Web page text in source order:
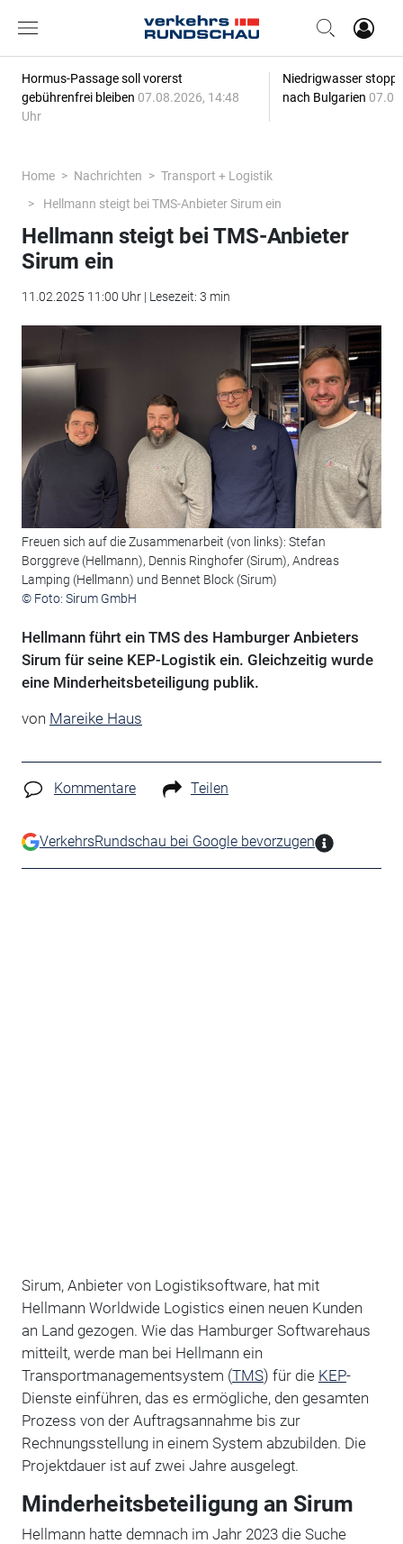
Hormus-Passage soll vorerst
gebührenfrei bleiben 07.08.2026, 14:48
Uhr
Niedrigwasser
nach Bulgarien
Home Nachrichten
Transport + Logistik
Hellmann steigt bei TMS-Anbieter Sirum ein
Hellmann steigt bei TMS-Anbieter
Sirum ein
11.02.2025 11:00 Uhr | Lesezeit: 3 min
Freuen sich auf die Zusammenarbeit (von links): Stefan
Borggreve (Hellmann), Dennis Ringhofer (Sirum), Andreas
Lamping (Hellmann) und Bennet Block (Sirum)
© Foto: Sirum GmbH
Hellmann führt ein TMS des Hamburger Anbieters
Sirum für seine KEP-Logistik ein. Gleichzeitig wurde
eine Minderheitsbeteiligung publik.
von Mareike Haus
Kommentare Teilen
VerkehrsRundschau bei Google bevorzugen
Sirum, Anbieter von Logistiksoftware, hat mit
Hellmann Worldwide Logistics einen neuen Kunden
an Land gezogen. Wie das Hamburger Softwarehaus
mitteilt, werde man bei Hellmann ein
Transportmanagementsystem (TMS) für die KEP-
Dienste einführen, das es ermögliche, den gesamten
Prozess von der Auftragsannahme bis zur
Rechnungsstellung in einem System abzubilden. Die
Projektdauer ist auf zwei Jahre ausgelegt.
Minderheitsbeteiligung an Sirum
Hellmann hatte demnach im Jahr 2023 die Suche